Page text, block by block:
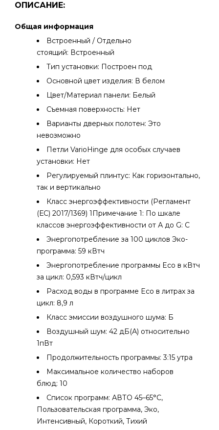
ОПИСАНИЕ:
Общая информация
Встроенный / Отдельно
стоящий: Встроенный
Тип установки: Построен под
Основной цвет изделия: В белом
Цвет/Материал панели: Белый
Съемная поверхность: Нет
Варианты дверных полотен: Это
невозможно
Петли VarioHinge для особых случаев
установки: Нет
Регулируемый плинтус: Как горизонтально,
так и вертикально
Класс энергоэффективности (Регламент
(ЕС) 2017/1369) 1Примечание 1: По шкале
классов энергоэффективности от А до G: С
Энергопотребление за 100 циклов Эко-
программа: 59 кВтч
Энергопотребление программы Eco в кВтч
за цикл: 0,593 кВтч/цикл
Расход воды в программе Eco в литрах за
цикл: 8,9 л
Класс эмиссии воздушного шума: Б
Воздушный шум: 42 дБ(А) относительно
1пВт
Продолжительность программы: 3:15 утра
Максимальное количество наборов
блюд: 10
Список программ: АВТО 45–65°C,
Пользовательская программа, Эко,
Интенсивный, Короткий, Тихий